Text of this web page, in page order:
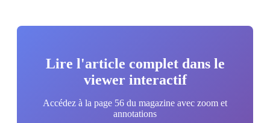
Lire l'article complet dans le
viewer interactif
Accédez à la page 56 du magazine avec zoom et
annotations